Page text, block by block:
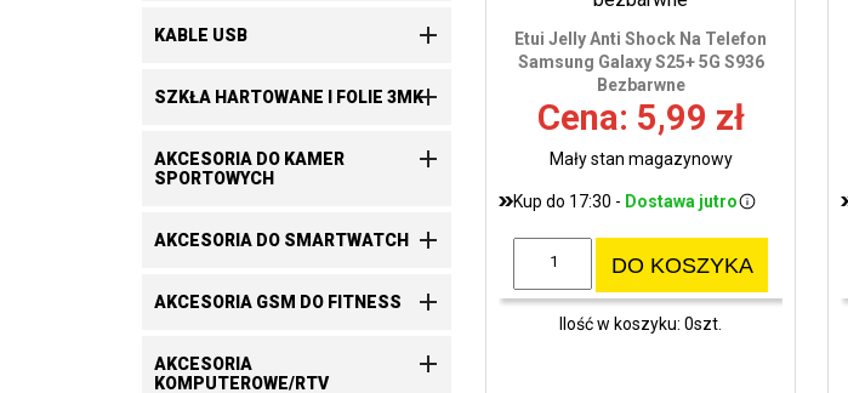
KABLE USB 
SZKŁA HARTOWANE I FOLIE 3MK
AKCESORIA DO KAMER
SPORTOWYCH

AKCESORIA DO SMARTWATCH 
AKCESORIA GSM DO FITNESS 
AKCESORIA
KOMPUTEROWE/RTV

Etui Jelly Anti Shock Na Telefon
Samsung Galaxy S25+ 5G S936
Bezbarwne
Cena: 5,99 zł
Mały stan magazynowy
Kup do 17:30 - Dostawa jutro
DO KOSZYKA
Ilość w koszyku: 0szt.